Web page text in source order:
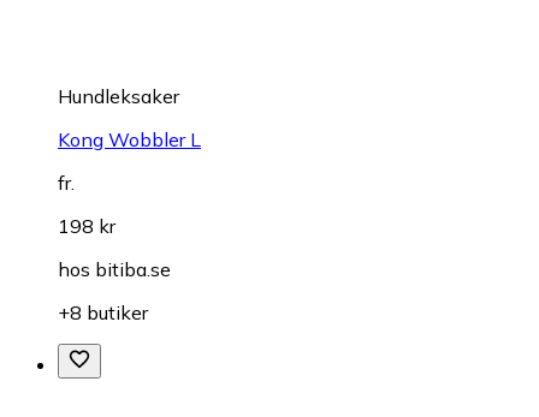
Hundleksaker
Kong Wobbler L
fr.
198 kr
hos bitiba.se
+8 butiker